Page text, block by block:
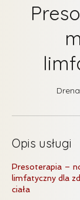
Opis usługi
Presoterapia –
limfatyczny dla
ciała